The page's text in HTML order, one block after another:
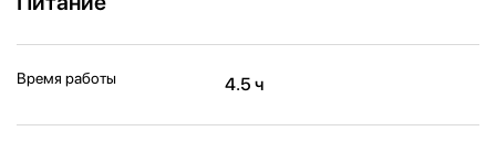
Время работы 4.5 ч